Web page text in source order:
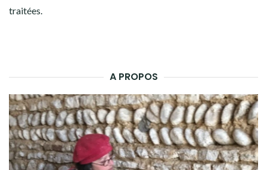
traitées
A PROPOS